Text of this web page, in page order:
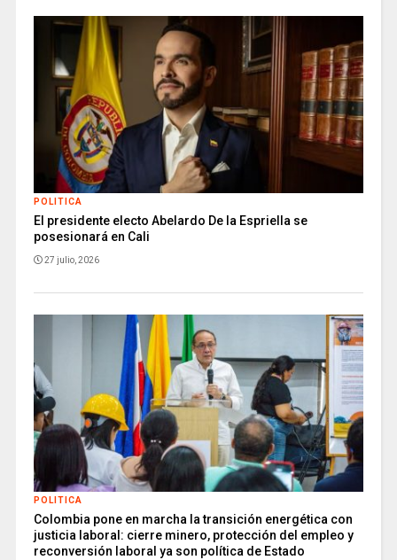
POLITICA
El presidente electo Abelardo De la Espriella se
posesionará en Cali
27 julio, 2026
POLITICA
Colombia pone en marcha la transición energética con
justicia laboral: cierre minero, protección del empleo y
reconversión laboral ya son política de Estado